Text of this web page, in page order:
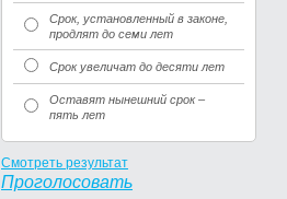
Срок, установленный в законе,
продлят до семи лет
Срок увеличат до десяти лет
Оставят нынешний срок –
пять лет
Смотреть результат
Проголосовать